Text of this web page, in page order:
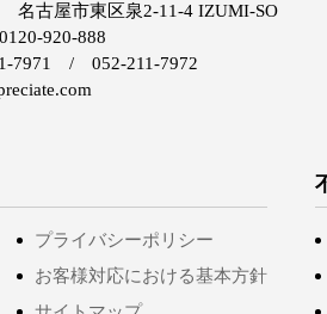
プライバシーポリシー
お客様対応における基本方針
名古屋市東区泉2-11-4 IZUMI-SO
920-888
7971 / 052-211-7972